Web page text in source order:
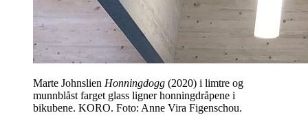
Marte Johnslien Honningdogg (2020) i limtre og
munnblåst farget glass ligner honningdråpene i
bikubene. KORO. Foto: Anne Vira Figenschou.